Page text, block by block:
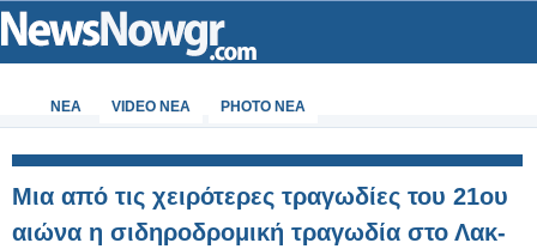
ΝΕΑ VIDEO NEA PHOTO NEA
Μια από τις χειρότερες τραγωδίες του 21ου
αιώνα η σιδηροδρομική τραγωδία στο Λακ-